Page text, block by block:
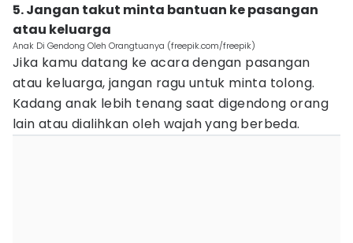
5. Jangan takut minta bantuan ke pasangan
atau keluarga
Anak Di Gendong Oleh Orangtuanya (freepik.com/freepik)
Jika kamu datang ke acara dengan pasangan
atau keluarga, jangan ragu untuk minta tolong.
Kadang anak lebih tenang saat digendong orang
lain atau dialihkan oleh wajah yang berbeda.